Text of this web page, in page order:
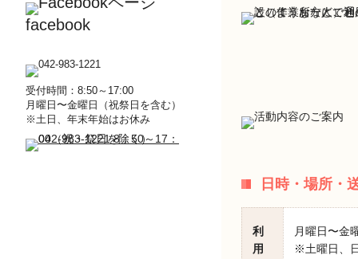
facebook
受付時間：8:50～17:00
月曜日〜金曜日（祝祭日を含む）
※土日、年末年始はお休み
日時・場所・
利
用
月曜日〜金
※土曜日、